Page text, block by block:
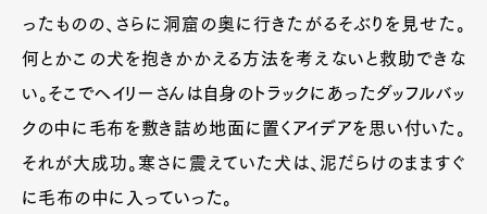
ったものの、さらに洞窟の奥に行きたがるそぶりを見せた。
何とかこの犬を抱きかかえる方法を考えないと救助できな
い。そこでヘイリーさんは自身のトラックにあったダッフルバッ
クの中に毛布を敷き詰め地面に置くアイデアを思い付いた。
それが大成功。寒さに震えていた犬は、泥だらけのまますぐ
に毛布の中に入っていった。